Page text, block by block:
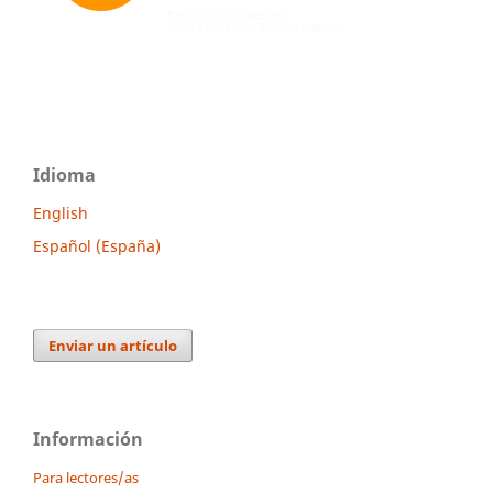
Idioma
English
Español (España)
Enviar un artículo
Información
Para lectores/as